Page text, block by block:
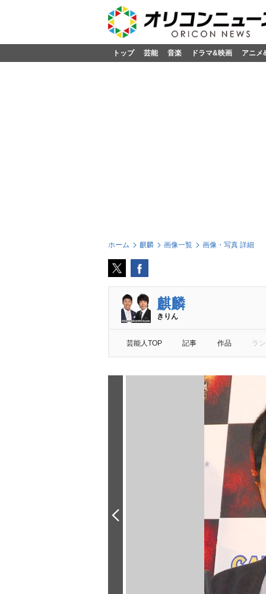
トップ 芸能 音楽 ドラマ&映画 アニメ
ホーム 麒麟 画像一覧 画像・写真 詳細
麒麟
きりん
芸能人TOP 記事 作品 ラ